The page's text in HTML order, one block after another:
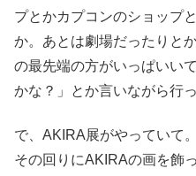
プとかカプコンのショップ
か。あとは劇場だったりと
の最先端の方がいっぱいい
かな？」とか言いながら行
で、AKIRA展がやっていて
その回りにAKIRAの画を飾